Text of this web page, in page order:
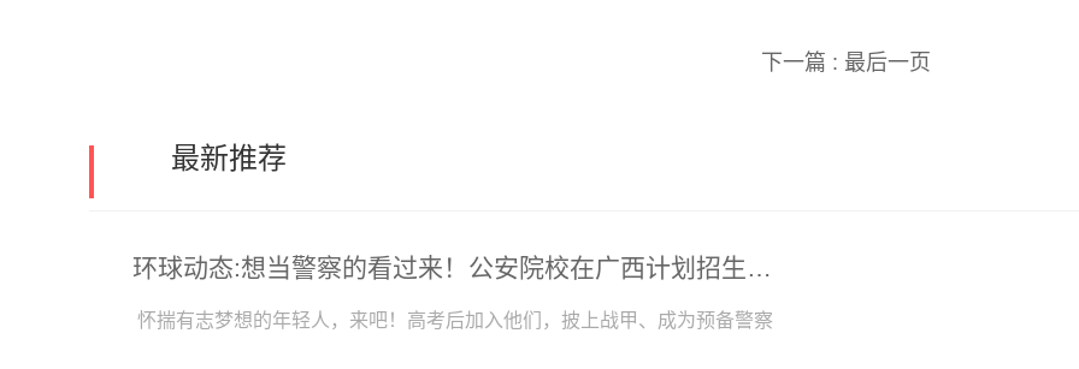
下一篇 : 最后一页
最新推荐
环球动态:想当警察的看过来！公安院校在广西计划招生1085名
怀揣有志梦想的年轻人，来吧！高考后加入他们，披上战甲、成为预备警察